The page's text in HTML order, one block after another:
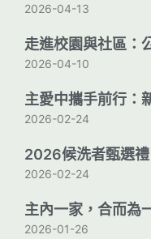
2026-04-13
走進校園與社區：
2026-04-10
主愛中攜手前行：
2026-02-24
2026候洗者甄選
2026-02-24
主內一家，合而為
2026-01-26